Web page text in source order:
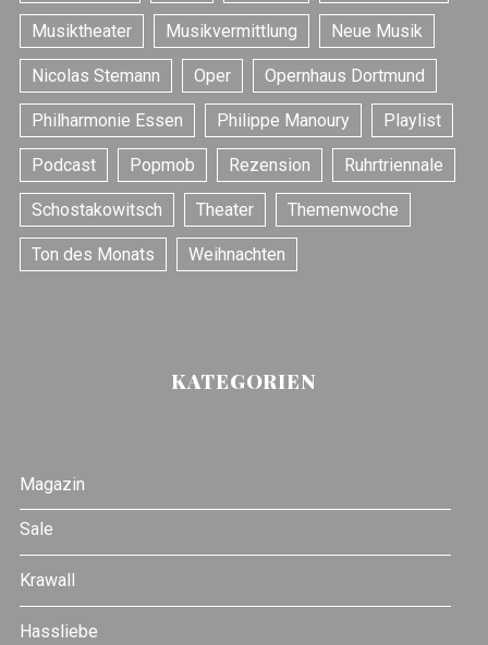
Musiktheater Musikvermittlung Neue Musik
Nicolas Stemann Oper Opernhaus Dortmund
Philharmonie Essen Philippe Manoury Playlist
Podcast Popmob Rezension Ruhrtriennale
Schostakowitsch Theater Themenwoche
Ton des Monats Weihnachten
KATEGORIEN
Magazin
Sale
Krawall
Hassliebe